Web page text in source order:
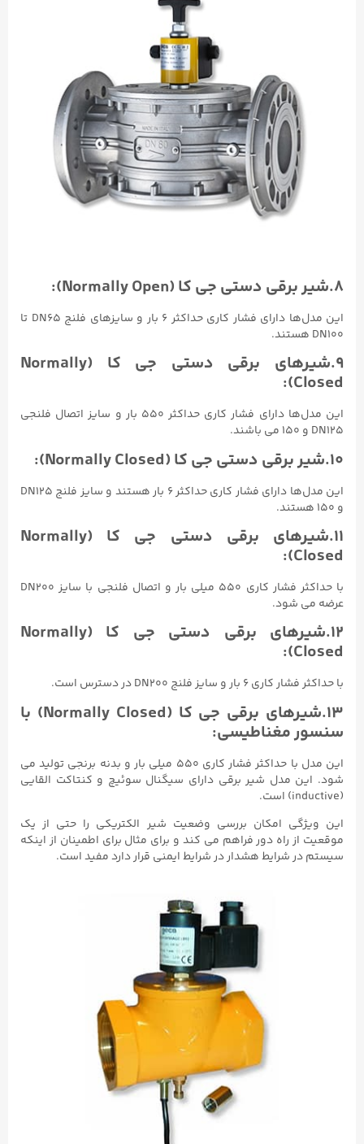
۸.شیر برقی دستی جی کا (Normally Open):
این مدل‌ها دارای فشار کاری حداکثر ۶ بار و سایزهای فلنج DN65 تا
DN100 هستند.
۹.شیرهای برقی دستی جی کا (Normally
Closed):
این مدل‌ها دارای فشار کاری حداکثر ۵۵۰ بار و سایز اتصال فلنجی
DN125 و ۱۵۰ می باشند.
۱۰.شیر برقی دستی جی کا (Normally Closed):
این مدل‌ها دارای فشار کاری حداکثر ۶ بار هستند و سایز فلنج DN125
و ۱۵۰ هستند.
۱۱.شیرهای برقی دستی جی کا (Normally
Closed):
با حداکثر فشار کاری ۵۵۰ میلی بار و اتصال فلنجی با سایز DN200
عرضه می شود.
۱۲.شیرهای برقی دستی جی کا (Normally
Closed):
با حداکثر فشار کاری ۶ بار و سایز فلنج DN200 در دسترس است.
۱۳.شیرهای برقی جی کا (Normally Closed) با
سنسور مغناطیسی:
این مدل با حداکثر فشار کاری ۵۵۰ میلی بار و بدنه برنجی تولید می
شود. این مدل شیر برقی دارای سیگنال سوئیچ و کنتاکت القایی
(inductive) است.
این ویژگی امکان بررسی وضعیت شیر ​​الکتریکی را حتی از یک
موقعیت از راه دور فراهم می کند و برای مثال برای اطمینان از اینکه
سیستم در شرایط هشدار در شرایط ایمنی قرار دارد مفید است.